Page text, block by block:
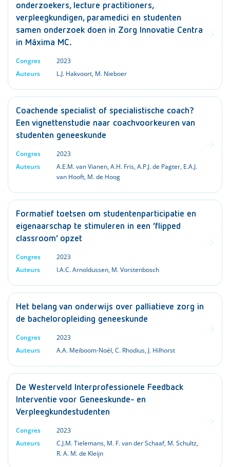
onderzoekers, lecture practitioners,
verpleegkundigen, paramedici en studenten
samen onderzoek doen in Zorg Innovatie Centra
in Máxima MC.
Congres
2023
Auteurs
L.J. Hakvoort, M. Nieboer
Coachende specialist of specialistische coach?
Een vignettenstudie naar coachvoorkeuren van
studenten geneeskunde
Congres
2023
Auteurs
A.E.M. van Vianen,A.H. Fris,A.P.J. de Pagter, E.A.J.
van Hooft, M. de Hoog
Formatief toetsen om studentenparticipatie en
eigenaarschap te stimuleren in een ‘flipped
classroom’ opzet
Congres
2023
Auteurs
I.A.C. Arnoldussen, M. Vorstenbosch
Het belang van onderwijs over palliatieve zorg in
de bacheloropleiding geneeskunde
Congres
2023
Auteurs
A.A. Meiboom-Noël,C. Rhodius, J. Hilhorst
De Westerveld Interprofessionele Feedback
Interventie voor Geneeskunde- en
Verpleegkundestudenten
Congres
2023
Auteurs
C.J.M. Tielemans, M. F. van der Schaaf, M. Schultz,
R. A. M. de Kleijn